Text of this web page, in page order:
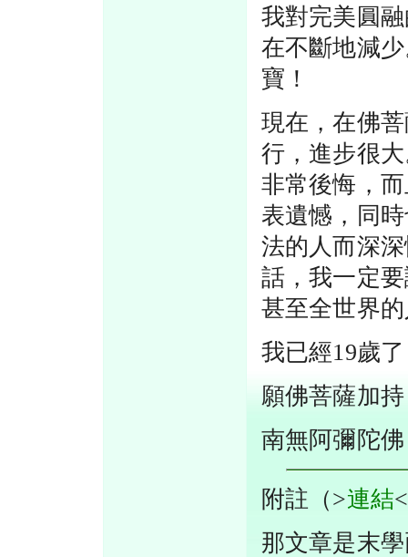
我對完美圓
在不斷地減
寶！
現在，在佛
行，進步很
非常後悔，
表遺憾，同
法的人而深
話，我一定
甚至全世界
我已經19歲
願佛菩薩加
南無阿彌陀
附註（>連結
那文章是末